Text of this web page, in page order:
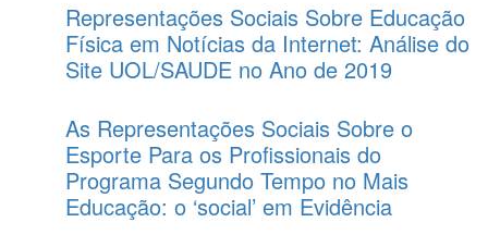
Representações Sociais Sobre Educação
Física em Notícias da Internet: Análise do
Site UOL/SAUDE no Ano de 2019
As Representações Sociais Sobre o
Esporte Para os Profissionais do
Programa Segundo Tempo no Mais
Educação: o ‘social’ em Evidência